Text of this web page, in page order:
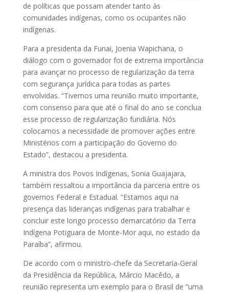
de políticas que possam atender tanto às
comunidades indígenas, como os ocupantes não
indígenas.
Para a presidenta da Funai, Joenia Wapichana, o
diálogo com o governador foi de extrema importância
para avançar no processo de regularização da terra
com segurança jurídica para todas as partes
envolvidas. “Tivemos uma reunião muito importante,
com consenso para que até o final do ano se conclua
esse processo de regularização fundiária. Nós
colocamos a necessidade de promover ações entre
Ministérios com a participação do Governo do
Estado”, destacou a presidenta.
A ministra dos Povos Indígenas, Sonia Guajajara,
também ressaltou a importância da parceria entre os
governos Federal e Estadual. “Estamos aqui na
presença das lideranças indígenas para trabalhar e
concluir este longo processo demarcatório da Terra
Indígena Potiguara de Monte-Mor aqui, no estado da
Paraíba”, afirmou.
De acordo com o ministro-chefe da Secretaria-Geral
da Presidência da República, Márcio Macêdo, a
reunião representa um exemplo para o Brasil de “uma